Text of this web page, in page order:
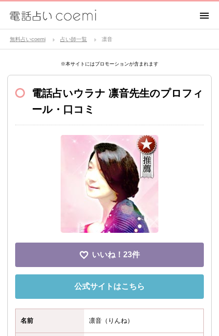
無料占いcoemi 占い師一覧 凛音
※本サイトにはプロモーションが含まれます
電話占いウラナ 凛音先生のプロフィ
ール・口コミ
いいね！ 23件
公式サイトはこちら
名前 凛音（りんね）